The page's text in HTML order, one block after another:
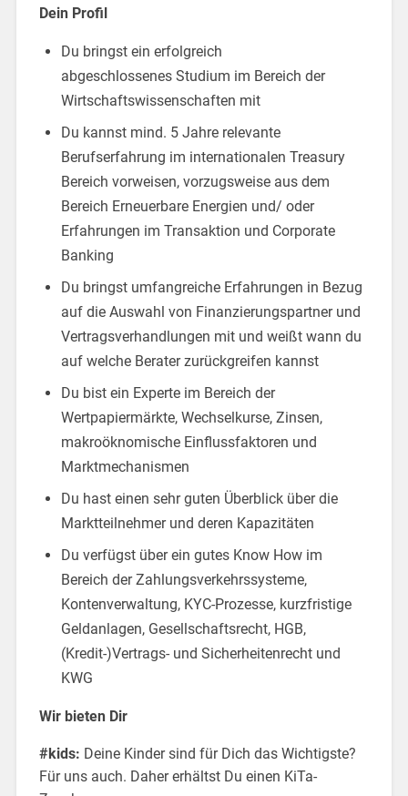
Dein Profil
Du bringst ein erfolgreich
abgeschlossenes Studium im Bereich der
Wirtschaftswissenschaften mit
Du kannst mind. 5 Jahre relevante
Berufserfahrung im internationalen Treasury
Bereich vorweisen, vorzugsweise aus dem
Bereich Erneuerbare Energien und/ oder
Erfahrungen im Transaktion und Corporate
Banking
Du bringst umfangreiche Erfahrungen in Bezug
auf die Auswahl von Finanzierungspartner und
Vertragsverhandlungen mit und weißt wann du
auf welche Berater zurückgreifen kannst
Du bist ein Experte im Bereich der
Wertpapiermärkte, Wechselkurse, Zinsen,
makroöknomische Einflussfaktoren und
Marktmechanismen
Du hast einen sehr guten Überblick über die
Marktteilnehmer und deren Kapazitäten
Du verfügst über ein gutes Know How im
Bereich der Zahlungsverkehrssysteme,
Kontenverwaltung, KYC-Prozesse, kurzfristige
Geldanlagen, Gesellschaftsrecht, HGB,
(Kredit-)Vertrags- und Sicherheitenrecht und
KWG
Wir bieten Dir
#kids: Deine Kinder sind für Dich das Wichtigste?
Für uns auch. Daher erhältst Du einen KiTa-